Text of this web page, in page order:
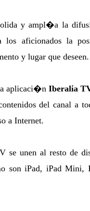
y ampl�a la
los aficionados la
y lugar que deseen.
aplicaci�n Iberalia
del canal a
a Internet.
se unen al resto de
son iPad, iPad